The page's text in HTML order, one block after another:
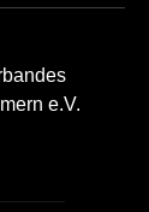
e.V.